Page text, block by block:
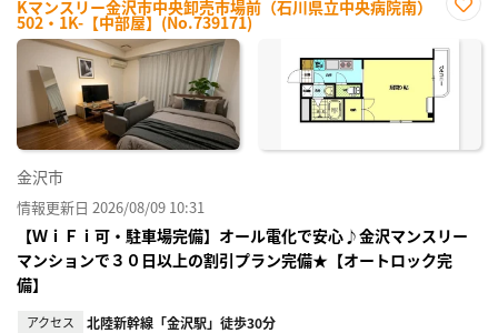
Kマンスリー金沢市中央卸売市場前（石川県立中央病院南）
502・1K-【中部屋】(No.739171)
に入
金沢市
情報更新日 2026/08/09 10:31
【ＷｉＦｉ可・駐車場完備】オール電化で安心♪金沢マンスリー
マンションで３０日以上の割引プラン完備★【オートロック完
備】
アクセス 北陸新幹線「金沢駅」徒歩30分